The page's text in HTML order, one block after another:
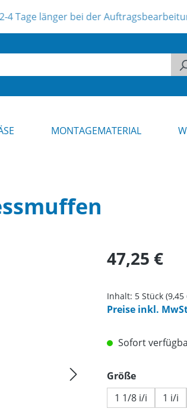
länger bei der Auftragsbearbeitung
MONTAGEMATERIAL
Regulärer Preis:
47,25 €
Inhalt: 5 Stück (9,45
Preise inkl.
Sofort
Größeauswählen
1 1/8 i/i
1 i/i